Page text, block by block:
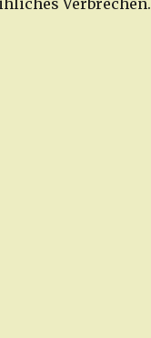
Verbrechen.